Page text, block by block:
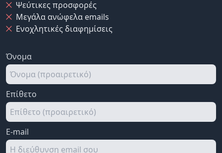
Ψεύτικες προσφορές
Μεγάλα ανώφελα emails
Ενοχλητικές διαφημίσεις
Όνομα
Επίθετο
E-mail